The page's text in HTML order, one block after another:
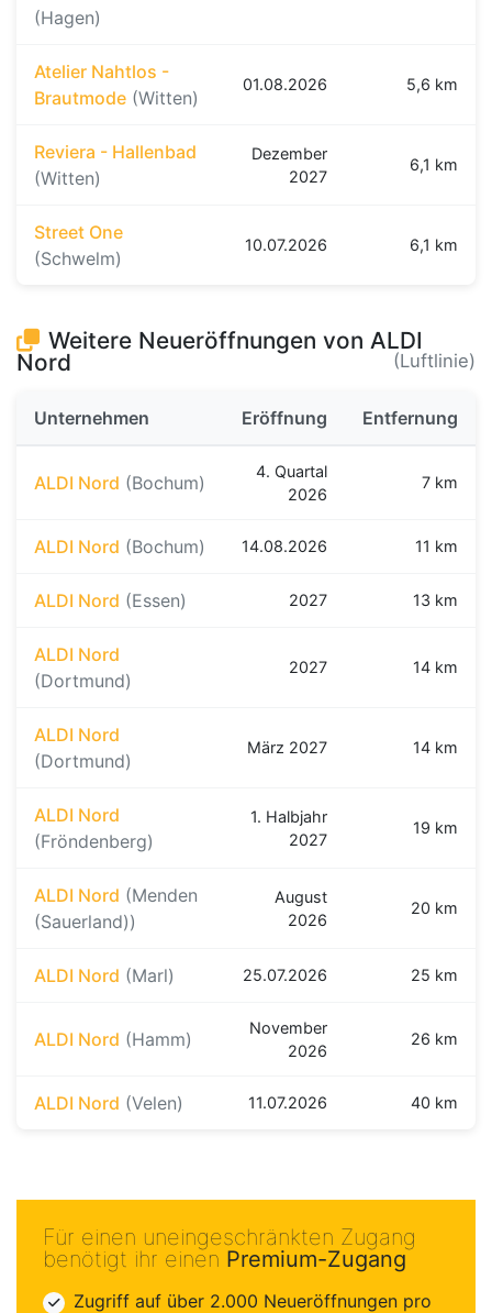
(Hagen)
Atelier Nahtlos -
Brautmode (Witten)
01.08.2026 5,6 km
Reviera - Hallenbad
(Witten)
Dezember
2027
6,1 km
Street One
(Schwelm)
10.07.2026 6,1 km
Weitere Neueröffnungen von ALDI
Nord
(Luftlinie)
Unternehmen Eröffnung Entfernung
ALDI Nord (Bochum)
4. Quartal
2026
7 km
ALDI Nord (Bochum) 14.08.2026 11 km
ALDI Nord (Essen) 2027 13 km
ALDI Nord
(Dortmund)
2027 14 km
ALDI Nord
(Dortmund)
März 2027 14 km
ALDI Nord
(Fröndenberg)
1. Halbjahr
2027
19 km
ALDI Nord (Menden
(Sauerland))
August
2026
20 km
ALDI Nord (Marl) 25.07.2026 25 km
ALDI Nord (Hamm)
November
2026
26 km
ALDI Nord (Velen) 11.07.2026 40 km
Für einen uneingeschränkten Zugang
benötigt ihr einen Premium-Zugang
Zugriff auf über 2.000 Neueröffnungen pro